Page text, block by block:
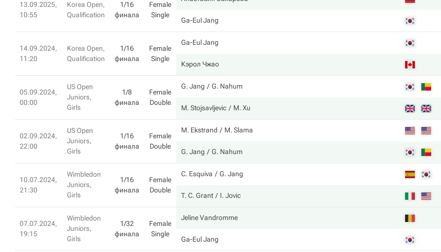
13.09.2025,
10:55
Korea Open,
Qualification
1/16
финала
Female
Single
Ga-Eul Jang
14.09.2024,
11:20
Korea Open,
Qualification
1/16
финала
Female
Single
Ga-Eul Jang
Кэрол Чжао
05.09.2024,
00:00
US Open
Juniors,
Girls
1/8
финала
Female
Double
G. Jang G. Nahum
M. Stojsavljevic M. Xu
02.09.2024,
22:00
US Open
Juniors,
Girls
1/16
финала
Female
Double
M. Ekstrand M. Slama
G. Jang G. Nahum
10.07.2024,
21:30
Wimbledon
Juniors,
Girls
1/16
финала
Female
Double
C. Esquiva G. Jang
T. C. Grant I. Jovic
07.07.2024,
19:15
Wimbledon
Juniors,
Girls
1/32
финала
Female
Single
Jeline Vandromme
Ga-Eul Jang